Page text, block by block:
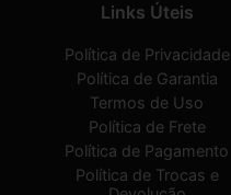
Links Úteis
Política de Privacidade
Política de Garantia
Termos de Uso
Política de Frete
Política de Pagamento
Política de Trocas e